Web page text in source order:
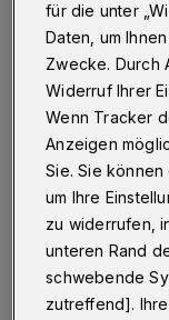
12.01.2024 ,
für die unter
Daten, um
Zwecke. Durch
Widerruf Ihrer
Wenn Tracker
Anzeigen
Sie. Sie
um Ihre
zu widerrufen,
unteren Rand
schwebende
zutreffend].